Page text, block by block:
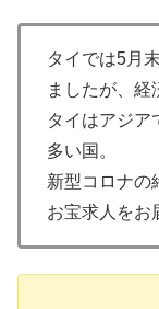
タイでは5月
ましたが、経
タイはアジア
多い国。
新型コロナの
お宝求人をお